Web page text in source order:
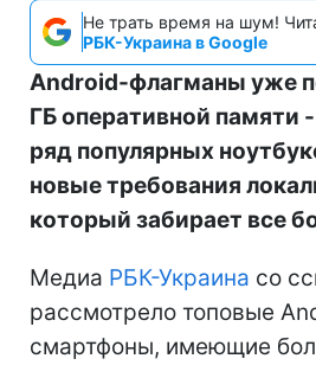
Не трать время на шум!
РБК-Украина в Google
Android-флагманы уже
ГБ оперативной памяти
ряд популярных
новые требования
который забирает все
Медиа РБК-Украина со
рассмотрело топовые
смартфоны, имеющие